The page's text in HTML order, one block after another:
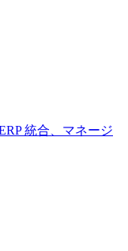
統合、マネージ